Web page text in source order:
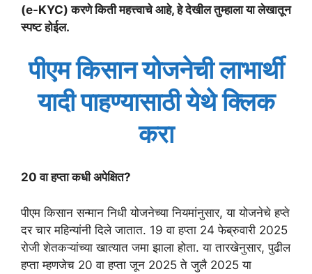
(e-KYC) करणे किती महत्त्वाचे आहे, हे देखील तुम्हाला या लेखातून
स्पष्ट होईल.
पीएम किसान योजनेची लाभार्थी
यादी पाहण्यासाठी येथे क्लिक
करा
20 वा हप्ता कधी अपेक्षित?
पीएम किसान सन्मान निधी योजनेच्या नियमांनुसार, या योजनेचे हप्ते
दर चार महिन्यांनी दिले जातात. 19 वा हप्ता 24 फेब्रुवारी 2025
रोजी शेतकऱ्यांच्या खात्यात जमा झाला होता. या तारखेनुसार, पुढील
हप्ता म्हणजेच 20 वा हप्ता जून 2025 ते जुलै 2025 या